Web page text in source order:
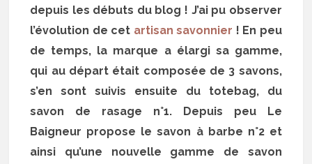
depuis les débuts du blog ! J’ai pu observer
l’évolution de cet artisan savonnier ! En peu
de temps, la marque a élargi sa gamme,
qui au départ était composée de 3 savons,
s’en sont suivis ensuite du totebag, du
savon de rasage n°1. Depuis peu Le
Baigneur propose le savon à barbe n°2 et
ainsi qu’une nouvelle gamme de savon